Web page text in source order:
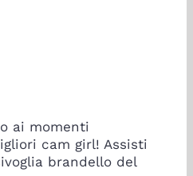
ai momenti
cam girl! Assisti
brandello del